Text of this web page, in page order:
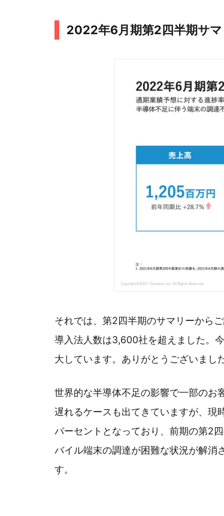
2022年6月期第2四半期サマ
それでは、第2四半期のサマリーから
導入法人数は3,600社を超えました。
大しています。ありがとうございました
世界的な半導体不足の影響で一部のお
遅れるケースも出てきていますが、現
パーセントとなっており、前期の第2
バイル端末の調達が困難な状況が解消
す。